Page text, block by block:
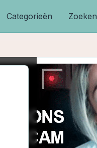
Categorieën Zoeken